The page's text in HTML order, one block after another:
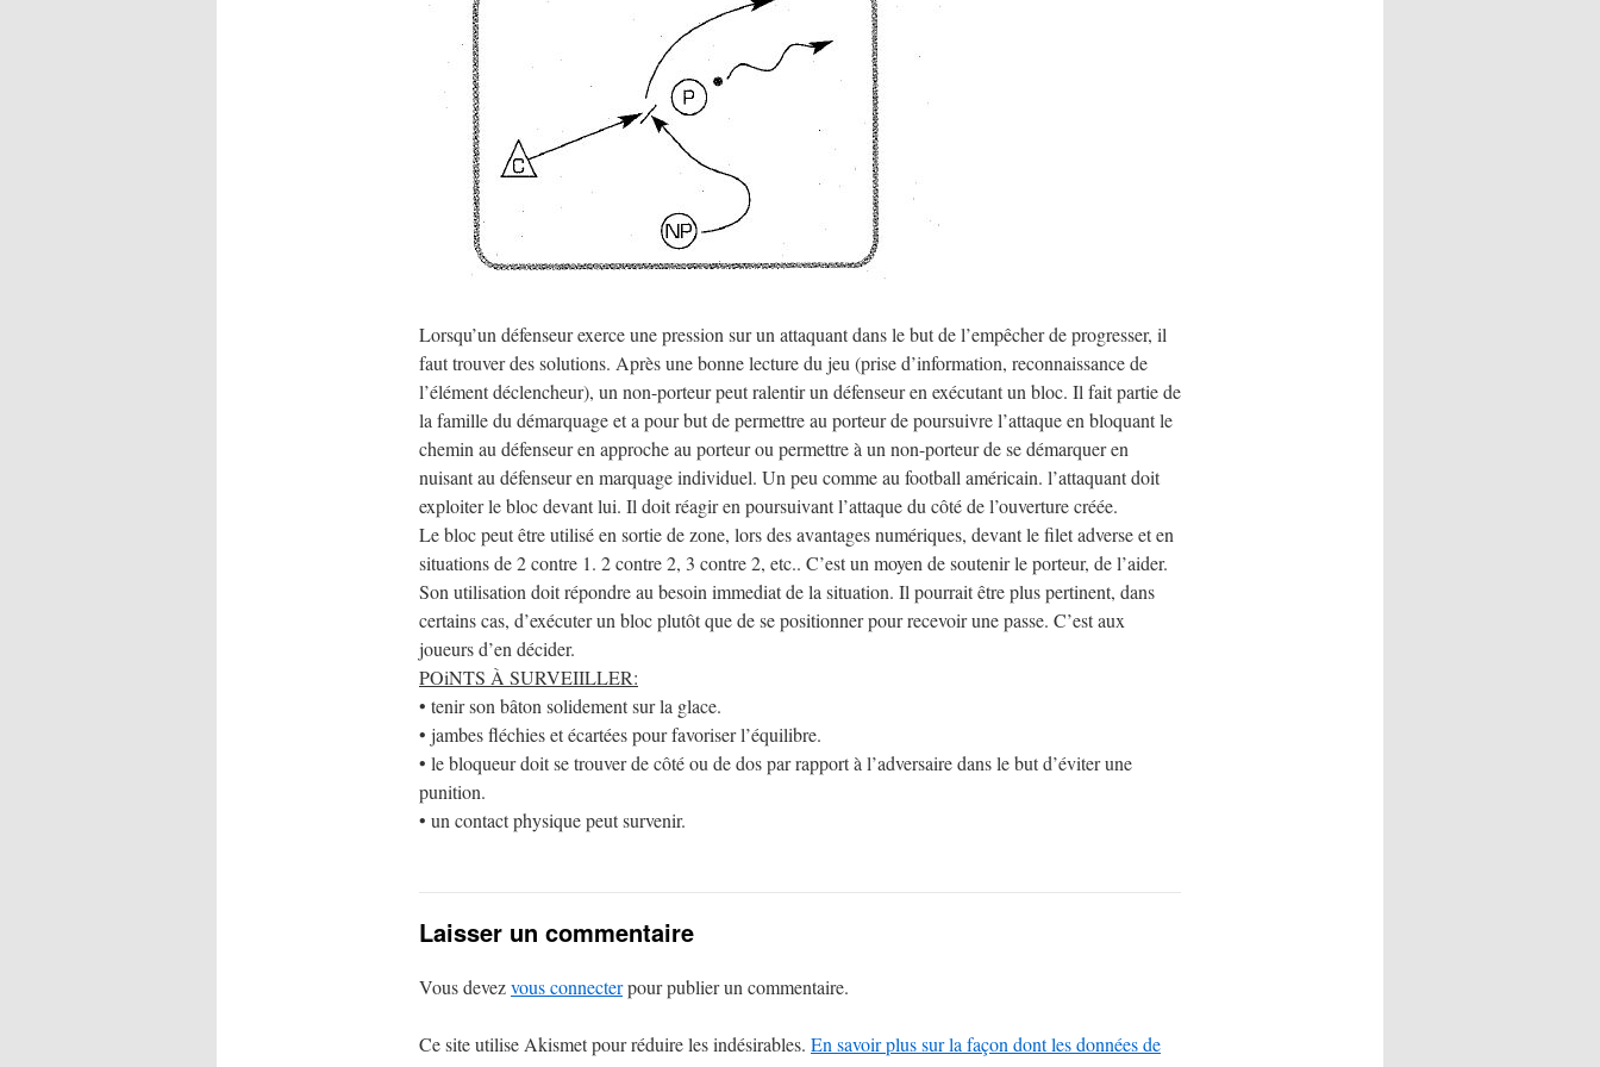
Lorsqu’un défenseur exerce une pression sur un attaquant dans le but de l’empêcher de progresser, il
faut trouver des solutions. Après une bonne lecture du jeu (prise d’information, reconnaissance de
l’élément déclencheur), un non-porteur peut ralentir un défenseur en exécutant un bloc. Il fait partie de
la famille du démarquage et a pour but de permettre au porteur de poursuivre l’attaque en bloquant le
chemin au défenseur en approche au porteur ou permettre à un non-porteur de se démarquer en
nuisant au défenseur en marquage individuel. Un peu comme au football américain. l’attaquant doit
exploiter le bloc devant lui. Il doit réagir en poursuivant l’attaque du côté de l’ouverture créée.
Le bloc peut être utilisé en sortie de zone, lors des avantages numériques, devant le filet adverse et en
situations de 2 contre 1. 2 contre 2, 3 contre 2, etc.. C’est un moyen de soutenir le porteur, de l’aider.
Son utilisation doit répondre au besoin immediat de la situation. Il pourrait être plus pertinent, dans
certains cas, d’exécuter un bloc plutôt que de se positionner pour recevoir une passe. C’est aux
joueurs d’en décider.
POiNTS À SURVEIILLER:
• tenir son bâton solidement sur la glace.
• jambes fléchies et écartées pour favoriser l’équilibre.
• le bloqueur doit se trouver de côté ou de dos par rapport à l’adversaire dans le but d’éviter une
punition.
• un contact physique peut survenir.
Laisser un commentaire
Vous devezvous connecterpour publier un commentaire.
Ce site utilise Akismet pour réduire les indésirables. En savoir plus sur la façon dont les données de